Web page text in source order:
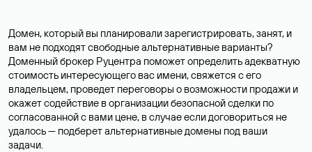
Домен, который вы планировали зарегистрировать, занят, и
вам не подходят свободные альтернативные варианты?
Доменный брокер Руцентра поможет определить адекватную
стоимость интересующего вас имени, свяжется с его
владельцем, проведет переговоры о возможности продажи и
окажет содействие в организации безопасной сделки по
согласованной с вами цене, в случае если договориться не
удалось — подберет альтернативные домены под ваши
задачи.